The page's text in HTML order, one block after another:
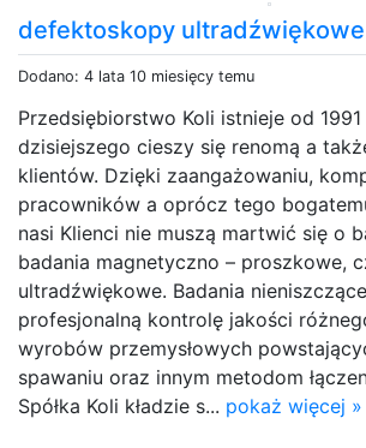
defektoskopy ultradźwiękowe
Dodano: 4 lata 10 miesięcy temu
Przedsiębiorstwo Koli istnieje od
dzisiejszego cieszy się renomą a
klientów. Dzięki zaangażowaniu,
pracowników a oprócz tego
nasi Klienci nie muszą martwić się o
badania magnetyczno – proszkowe,
ultradźwiękowe. Badania
profesjonalną kontrolę jakości
wyrobów przemysłowych
spawaniu oraz innym metodom
Spółka Koli kładzie s... pokaż więcej »